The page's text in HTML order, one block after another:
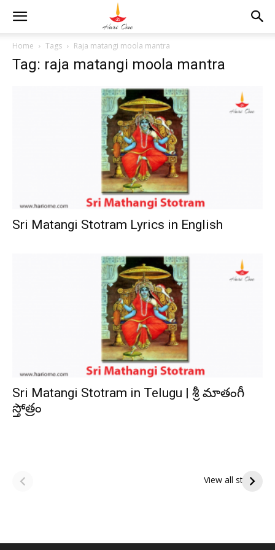
Home Tags Raja matangi moola mantra
Tag: raja matangi moola mantra
Sri Matangi Stotram Lyrics in English
Sri Matangi Stotram in Telugu | శ్రీ మాతంగీ
స్తోత్రం
View all stories
పితృదేవతల ఆశీర్వాదం
పొందే పవిత్ర రోజు
ఇంద్రకీలాద్రి గిరి ప్రదక్షిణ